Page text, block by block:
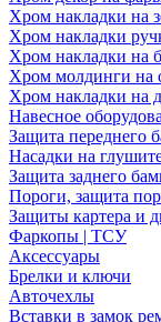
Хром накладки на
Хром накладки
Хром накладки на
Хром молдинги на
Хром накладки на
Навесное
Защита переднего
Насадки на
Защита заднего
Пороги, защита
Защиты картера и
Фаркопы | ТСУ
Аксессуары
Брелки и ключи
Авточехлы
Вставки в замок